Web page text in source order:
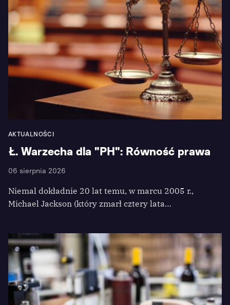
AKTUALNOŚCI
Ł. Warzecha dla "PH": Równość prawa
06 sierpnia 2026
Niemal dokładnie 20 lat temu, w marcu 2005 r.,
Michael Jackson (który zmarł cztery lata…